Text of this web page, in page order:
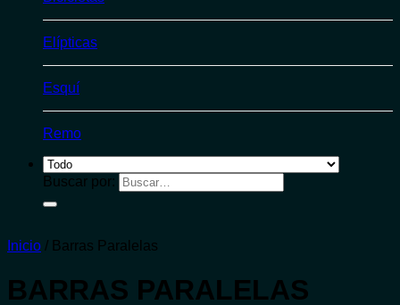
Elípticas
Esquí
Remo
Buscar por:
Inicio / Barras Paralelas
BARRAS PARALELAS